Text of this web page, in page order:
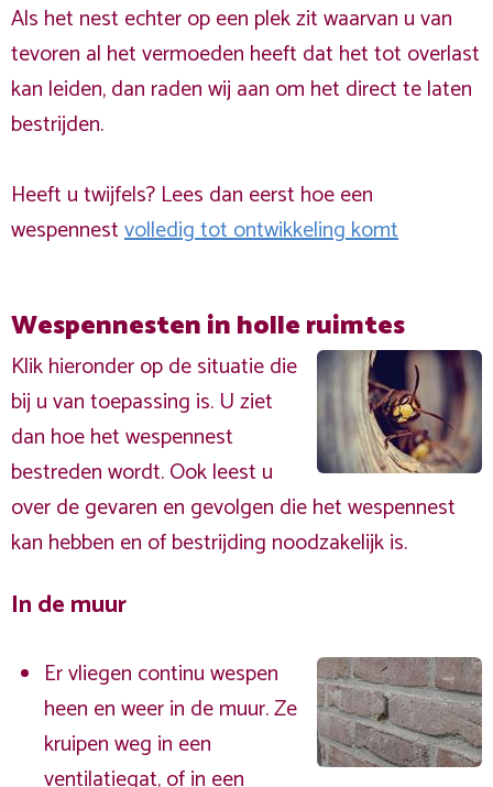
Als het nest echter op een plek zit waarvan u van
tevoren al het vermoeden heeft dat het tot overlast
kan leiden, dan raden wij aan om het direct te laten
bestrijden.
Heeft u twijfels? Lees dan eerst hoe een
wespennestvolledig tot ontwikkeling komt
Wespennesten in holle ruimtes
Klik hieronder op de situatie die
bij u van toepassing is. U ziet
dan hoe het wespennest
bestreden wordt. Ook leest u
over de gevaren en gevolgen die het wespennest
kan hebben en of bestrijding noodzakelijk is.
In de muur
Er vliegen continu wespen
heen en weer in de muur. Ze
kruipen weg in een